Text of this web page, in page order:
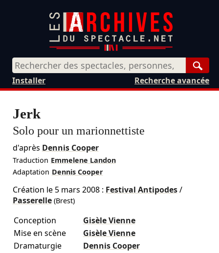
Recherche avancée
Installer
Jerk
Solo pour un marionnettiste
d'après Dennis Cooper
Traduction Emmelene Landon
Adaptation Dennis Cooper
Création le 5 mars 2008: Festival Antipodes/
Passerelle(Brest)
Conception
Gisèle Vienne
Mise en scène
Gisèle Vienne
Dramaturgie
Dennis Cooper